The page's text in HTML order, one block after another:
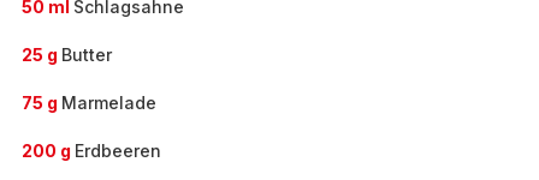
50 ml Schlagsahne
25 g Butter
75 g Marmelade
200 g Erdbeeren